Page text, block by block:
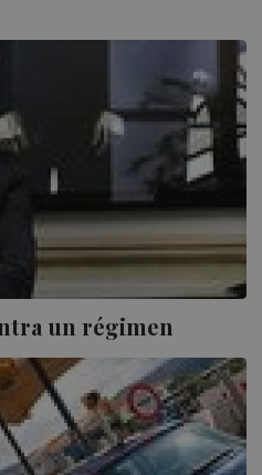
un régimen